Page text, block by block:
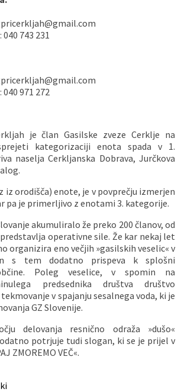
743 231
971 272
je član Gasilske zveze Cerklje na
kategorizaciji enota spada v 1.
naselja Cerkljanska Dobrava, Jurčkova
iz orodišča) enote, je v povprečju izmerjen
pa je primerljivo z enotami 3. kategorije.
akumuliralo že preko 200 članov, od
operativne sile. Že kar nekaj let
organizira eno večjih »gasilskih veselic« v
s tem dodatno prispeva k splošni
Poleg veselice, v spomin na
predsednika društva društvo
v spajanju sesalnega voda, ki je
GZ Slovenije.
delovanja resnično odraža »dušo«
potrjuje tudi slogan, ki se je prijel v
ZMOREMO VEČ«.
premoženjem